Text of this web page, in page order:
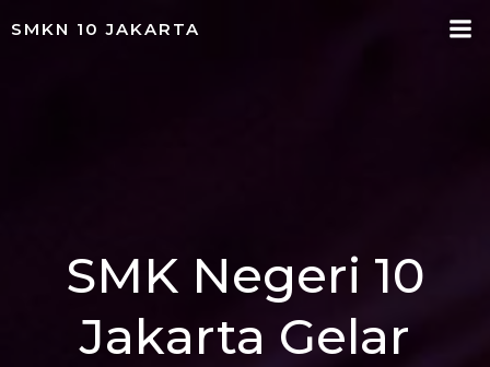
SMKN 10 JAKARTA
SMK Negeri 10
Jakarta Gelar